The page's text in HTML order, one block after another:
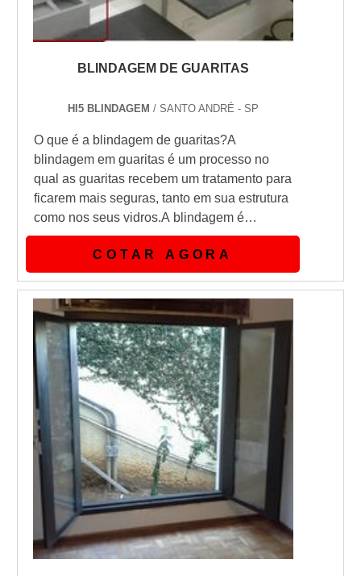
BLINDAGEM DE GUARITAS
HI5 BLINDAGEM / SANTO ANDRÉ - SP
O que é a blindagem de guaritas?A
blindagem em guaritas é um processo no
qual as guaritas recebem um tratamento para
ficarem mais seguras, tanto em sua estrutura
como nos seus vidros.A blindagem é
realizada em guaritas para condomínios,
estabelecimentos comerciais, e prédios de
uma forma geral.Sempre com um
pensamento de máxima proteção aos
funcionários, moradores e transeuntes dos
locais.Vantagens no uso da blindagem de
guaritas- Mais qualida...
COTAR AGORA